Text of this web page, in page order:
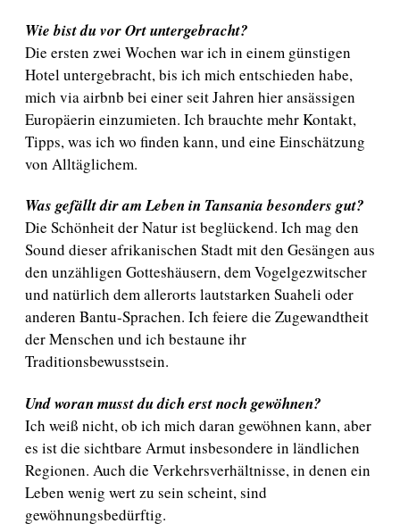
Wie bist du vor Ort untergebracht?
Die ersten zwei Wochen war ich in einem günstigen
Hotel untergebracht, bis ich mich entschieden habe,
mich via airbnb bei einer seit Jahren hier ansässigen
Europäerin einzumieten. Ich brauchte mehr Kontakt,
Tipps, was ich wo finden kann, und eine Einschätzung
von Alltäglichem.
Was gefällt dir am Leben in Tansania besonders gut?
Die Schönheit der Natur ist beglückend. Ich mag den
Sound dieser afrikanischen Stadt mit den Gesängen aus
den unzähligen Gotteshäusern, dem Vogelgezwitscher
und natürlich dem allerorts lautstarken Suaheli oder
anderen Bantu-Sprachen. Ich feiere die Zugewandtheit
der Menschen und ich bestaune ihr
Traditionsbewusstsein.
Und woran musst du dich erst noch gewöhnen?
Ich weiß nicht, ob ich mich daran gewöhnen kann, aber
es ist die sichtbare Armut insbesondere in ländlichen
Regionen. Auch die Verkehrsverhältnisse, in denen ein
Leben wenig wert zu sein scheint, sind
gewöhnungsbedürftig.